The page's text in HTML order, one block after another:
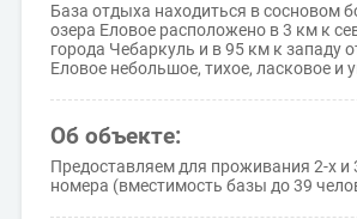
База отдыха находиться в сосновом
озера Еловое расположено в 3 км к
города Чебаркуль и в 95 км к западу
Еловое небольшое, тихое, ласковое и
Об объекте:
Предоставляем для проживания 2-х и
номера (вместимость базы до 39